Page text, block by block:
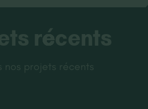
récents
nos projets récents